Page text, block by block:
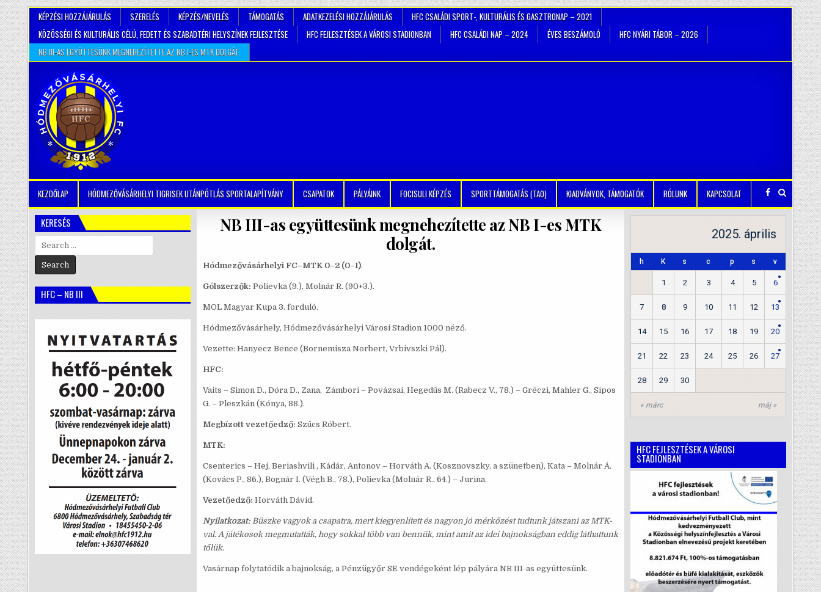
KÉPZÉSI HOZZÁJÁRULÁS SZERELÉS KÉPZÉS/NEVELÉS TÁMOGATÁS ADATKEZELÉSI HOZZÁJÁRULÁS
HFC CSALÁDI SPORT-, KULTURÁLIS ÉS GASZTRONAP – 2021
KÖZÖSSÉGI ÉS KULTURÁLIS CÉLÚ, FEDETT ÉS SZABADTÉRI HELYSZÍNEK FEJLESZTÉSE
HFC FEJLESZTÉSEK A VÁROSI STADIONBAN HFC CSALÁDI NAP – 2024 ÉVES BESZÁMOLÓ
HFC NYÁRI TÁBOR – 2026
NB III-AS EGYÜTTESÜNK MEGNEHEZÍTETTE AZ NB I-ES MTK DOLGÁT.
KEZDŐLAP HÓDMEZŐVÁSÁRHELYI TIGRISEK UTÁNPÓTLÁS SPORTALAPÍTVÁNY CSAPATOK PÁLYÁINK FOCISULI KÉPZÉS SPORTTÁMOGATÁS (TAO) KIADVÁNYOK, TÁMOGATÓK RÓLUNK KAPCSOLAT
NB III-as együttesünk megnehezítette az NB I-es MTK
dolgát.
Hódmezővásárhelyi FC–MTK 0–2 (0–1).
Gólszerzők: Polievka (9.), Molnár R. (90+3.).
MOL Magyar Kupa 3. forduló.
Hódmezővásárhely, Hódmezővásárhelyi Városi Stadion 1000 néző.
Vezette: Hanyecz Bence (Bornemisza Norbert, Vrbivszki Pál).
HFC:
Vaits – Simon D., Dóra D., Zana, Zámbori – Povázsai, Hegedűs M. (Rabecz V., 78.) – Gréczi, Mahler G., Sipos
G. – Pleszkán (Kónya, 88.).
Megbízott vezetőedző: Szűcs Róbert.
MTK:
Csenterics – Hej, Beriashvili , Kádár, Antonov – Horváth A. (Kosznovszky, a szünetben), Kata – Molnár Á.
(Kovács P., 86.), Bognár I. (Végh B., 78.), Polievka (Molnár R., 64.) – Jurina.
Vezetőedző: Horváth Dávid.
Nyilatkozat: Büszke vagyok a csapatra, mert kiegyenlített és nagyon jó mérkőzést tudtunk játszani az MTK-
val. A játékosok megmutatták, hogy sokkal több van bennük, mint amit az idei bajnokságban eddig láthattunk
tőlük.
Vasárnap folytatódik a bajnokság, a Pénzügyőr SE vendégeként lép pályára NB III-as együttesünk.
KERESÉS
Search
for:
HFC – NB III
2025. április
h K s c p s v
« márc máj »
1 2 3 4 5 6
7 8 9 10 11 12 13
14 15 16 17 18 19 20
21 22 23 24 25 26 27
28 29 30
HFC FEJLESZTÉSEK A VÁROSI
STADIONBAN